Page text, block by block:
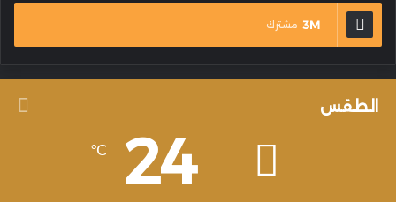
3M مشترك
الطقس
24
℃